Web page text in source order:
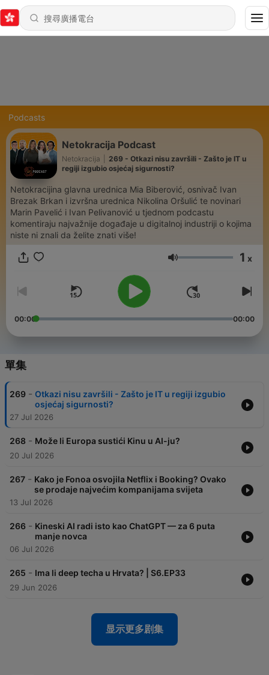
Podcasts
Netokracija Podcast
Netokracija
269 - Otkazi nisu završili - Zašto je IT u
regiji izgubio osjećaj sigurnosti?
Netokracijina glavna urednica Mia Biberović, osnivač Ivan
Brezak Brkan i izvršna urednica Nikolina Oršulić te novinari
Marin Pavelić i Ivan Pelivanović u tjednom podcastu
komentiraju najvažnije događaje u digitalnoj industriji o kojima
niste ni znali da želite znati više!
音量 1 x
00:00 00:00
單集
269 - Otkazi nisu završili - Zašto je IT u regiji izgubio
osjećaj sigurnosti?
27 Jul 2026
268 - Može li Europa sustići Kinu u AI-ju?
20 Jul 2026
267 - Kako je Fonoa osvojila Netflix i Booking? Ovako
se prodaje najvećim kompanijama svijeta
13 Jul 2026
266 - Kineski AI radi isto kao ChatGPT — za 6 puta
manje novca
06 Jul 2026
265 - Ima li deep techa u Hrvata? | S6.EP33
29 Jun 2026
显示更多剧集